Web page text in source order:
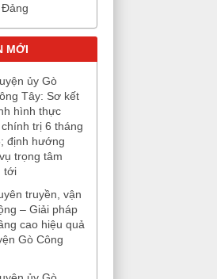
MỚI
ủy Gò
Tây: Sơ kết
hình thực
trị 6 tháng
định hướng
trọng tâm
tới
truyền, vận
– Giải pháp
cao hiệu quả
Gò Công